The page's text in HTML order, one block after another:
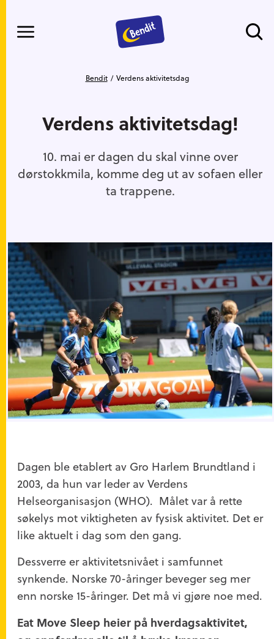
Du er her
Bendit Verdens aktivitetsdag
Verdens aktivitetsdag!
10. mai er dagen du skal vinne over
dørstokkmila, komme deg ut av sofaen eller
ta trappene.
Dagen ble etablert av Gro Harlem Brundtland i
2003, da hun var leder av Verdens
Helseorganisasjon (WHO). Målet var å rette
søkelys mot viktigheten av fysisk aktivitet. Det er
like aktuelt i dag som den gang.
Dessverre er aktivitetsnivået i samfunnet
synkende. Norske 70-åringer beveger seg mer
enn norske 15-åringer. Det må vi gjøre noe med.
Eat Move Sleep heier på hverdagsaktivitet,